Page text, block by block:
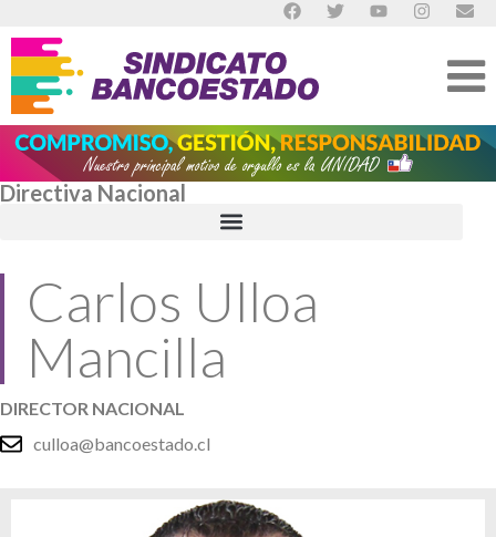
Directiva Nacional
Carlos Ulloa
Mancilla
DIRECTOR NACIONAL
culloa@bancoestado.cl